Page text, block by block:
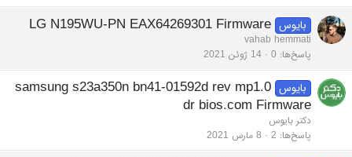
بایوس LG N195WU-PN EAX64269301 Firmware
vahab hemmati
پاسخ‌ها 0 14 ژوئن 2021
بایوس samsung s23a350n bn41-01592d rev mp1.0
dr bios.com Firmware
دکتر بایوس
پاسخ‌ها 2 8 مارس 2021